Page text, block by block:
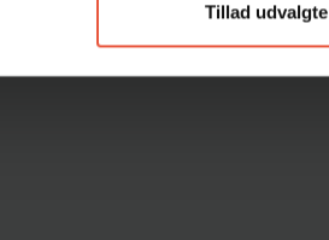
Tillad udvalgte